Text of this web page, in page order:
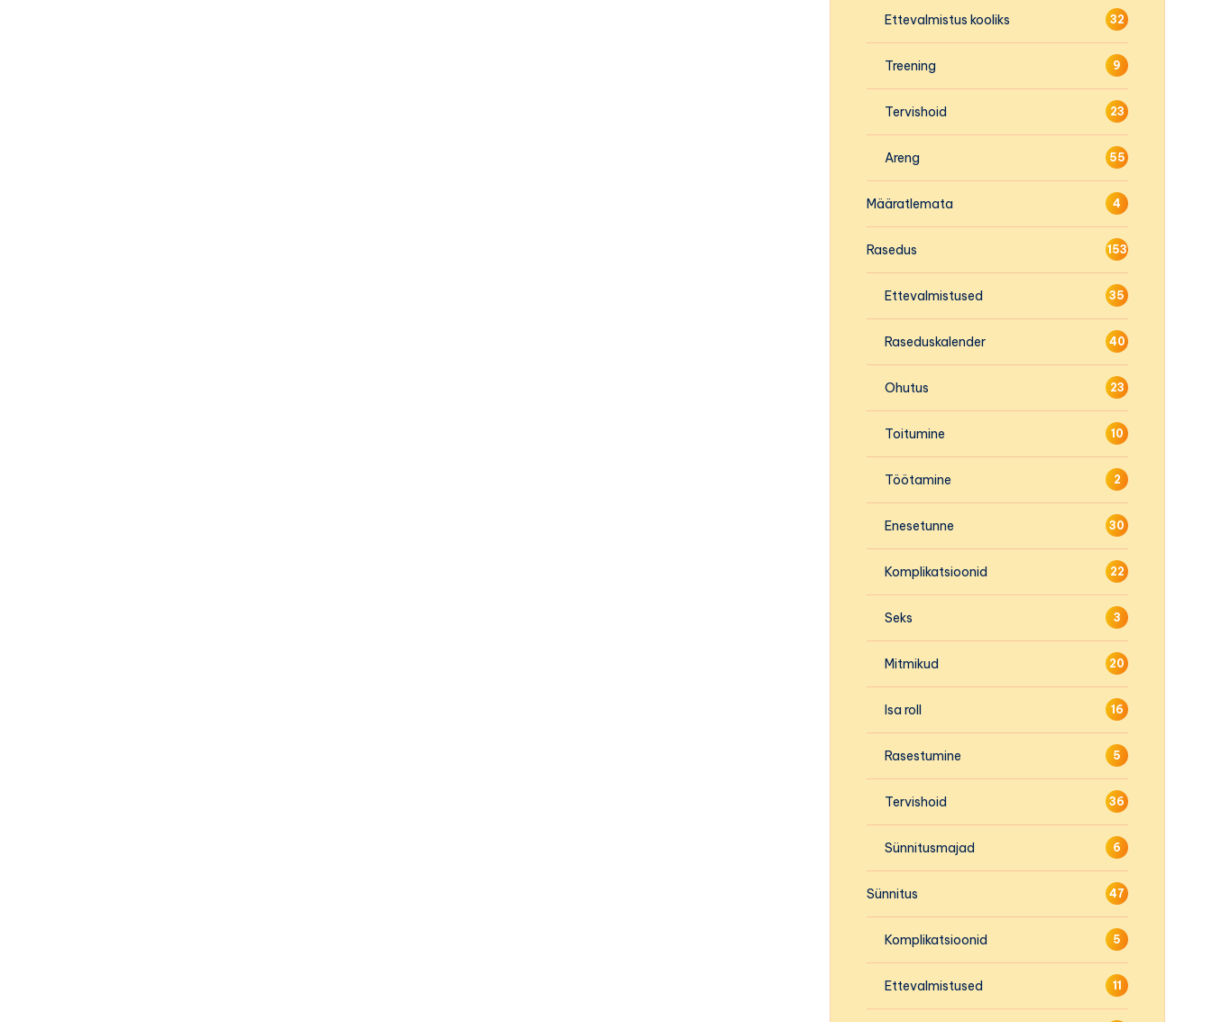
Ettevalmistus kooliks 32
Treening 9
Tervishoid 23
Areng 55
Määratlemata 4
Rasedus 153
Ettevalmistused 35
Raseduskalender 40
Ohutus 23
Toitumine 10
Töötamine 2
Enesetunne 30
Komplikatsioonid 22
Seks 3
Mitmikud 20
Isa roll 16
Rasestumine 5
Tervishoid 36
Sünnitusmajad 6
Sünnitus 47
Komplikatsioonid 5
Ettevalmistused 11